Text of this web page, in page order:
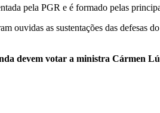
pela PGR e é formado pelas
ouvidas as sustentações das
devem votar a ministra Cármen